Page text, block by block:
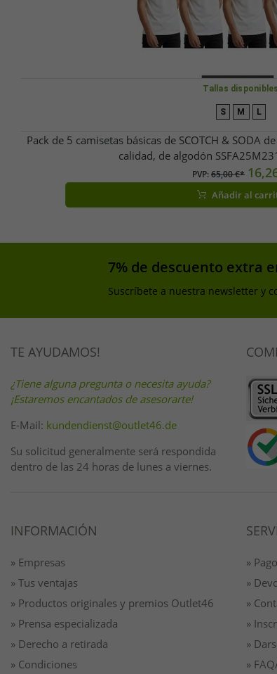
Tallas disponibles
S M L
Pack de 5 camisetas básicas de SCOTCH & SODA
calidad, de algodón
PVP:65,00 €*
Añadir al
7% de descuento extra
Suscríbete a nuestra newsletter y
TE AYUDAMOS!
¿Tiene alguna pregunta o necesita ayuda?
¡Estaremos encantados de asesorarte!
E-Mail: kundendienst@outlet46.de
Su solicitud generalmente será respondida
dentro de las 24 horas de lunes a viernes.
INFORMACIÓN
» Empresas
» Tus ventajas
» Productos originales y premios Outlet46
» Prensa especializada
» Derecho a retirada
» Condiciones
»
»
»
»
»
»